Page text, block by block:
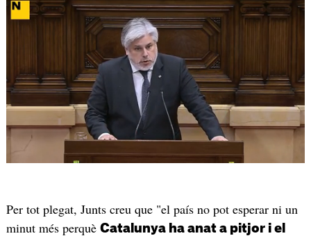
Per tot plegat, Junts creu que "el país no pot esperar ni un
minut més perquè Catalunya ha anat a pitjor i el